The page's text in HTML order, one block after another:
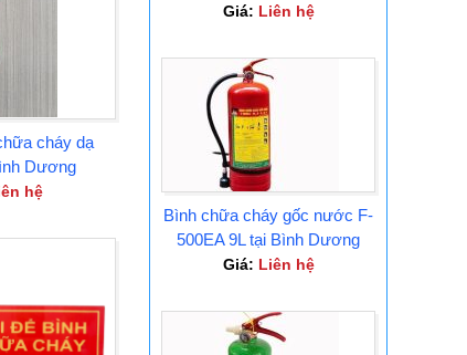
cháy dạ
Dương
hệ
Tại Bình Dương
Giá: Liên hệ
Bình chữa cháy gốc nước F-
500EA 9L tại Bình Dương
Giá: Liên hệ